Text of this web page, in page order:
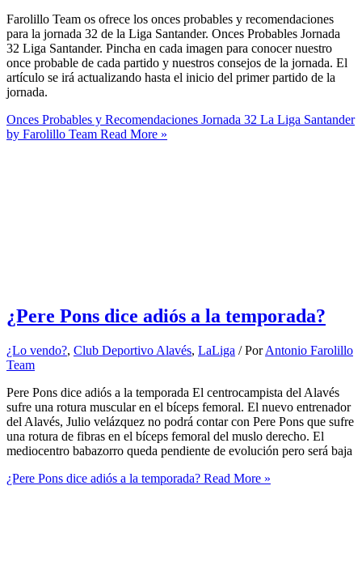
Farolillo Team os ofrece los onces probables y recomendaciones
para la jornada 32 de la Liga Santander. Onces Probables Jornada
32 Liga Santander. Pincha en cada imagen para conocer nuestro
once probable de cada partido y nuestros consejos de la jornada. El
artículo se irá actualizando hasta el inicio del primer partido de la
jornada.
Onces Probables y Recomendaciones Jornada 32 La Liga Santander
by Farolillo Team Read More »
¿Pere Pons dice adiós a la temporada?
¿Lo vendo?, Club Deportivo Alavés, LaLiga / PorAntonio Farolillo
Team
Pere Pons dice adiós a la temporada El centrocampista del Alavés
sufre una rotura muscular en el bíceps femoral. El nuevo entrenador
del Alavés, Julio velázquez no podrá contar con Pere Pons que sufre
una rotura de fibras en el bíceps femoral del muslo derecho. El
mediocentro babazorro queda pendiente de evolución pero será baja
¿Pere Pons dice adiós a la temporada? Read More »